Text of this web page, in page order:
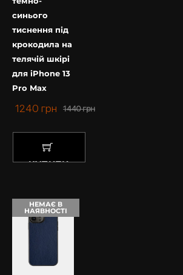
синього
тиснення під
крокодила на
телячій шкірі
для iPhone 13
Pro Max
1440грн
1240 грн
КУПИТИ
НЕМАЄ В
НАЯВНОСТІ